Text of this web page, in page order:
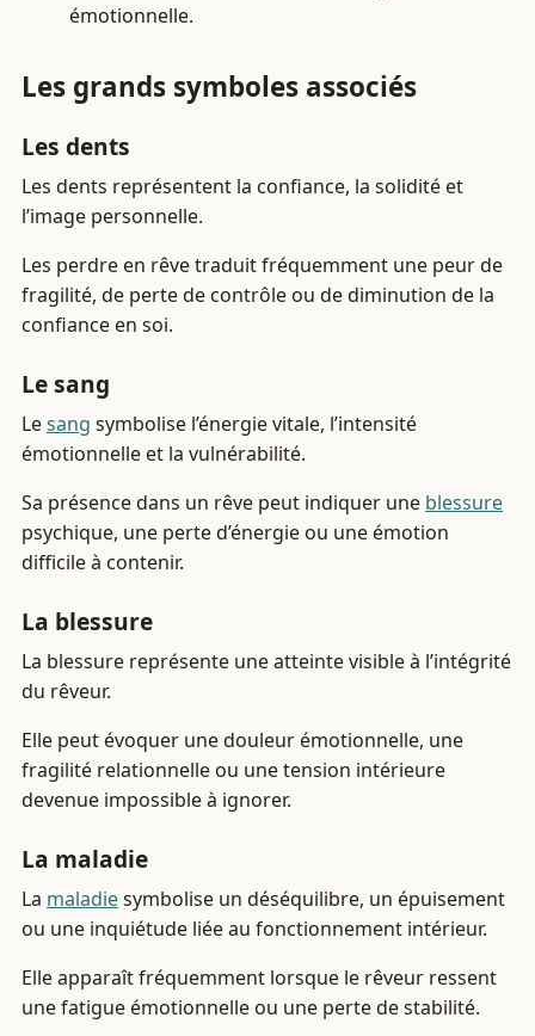
émotionnelle.
Les grands symboles associés
Les dents
Les dents représentent la confiance, la solidité et
l’image personnelle.
Les perdre en rêve traduit fréquemment une peur de
fragilité, de perte de contrôle ou de diminution de la
confiance en soi.
Le sang
Lesang symbolise l’énergie vitale, l’intensité
émotionnelle et la vulnérabilité.
Sa présence dans un rêve peut indiquer une blessure
psychique, une perte d’énergie ou une émotion
difficile à contenir.
La blessure
La blessure représente une atteinte visible à l’intégrité
du rêveur.
Elle peut évoquer une douleur émotionnelle, une
fragilité relationnelle ou une tension intérieure
devenue impossible à ignorer.
La maladie
La maladiesymbolise un déséquilibre, un épuisement
ou une inquiétude liée au fonctionnement intérieur.
Elle apparaît fréquemment lorsque le rêveur ressent
une fatigue émotionnelle ou une perte de stabilité.